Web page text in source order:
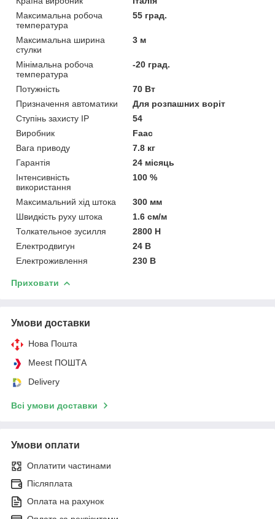
Максимальна робоча
температура
55 град.
Максимальна ширина
стулки
3 м
Мінімальна робоча
температура
-20 град.
Потужність
70 Вт
Призначення автоматики
Для розпашних воріт
Ступінь захисту IP
54
Виробник
Faac
Вага приводу
7.8 кг
Гарантія
24 місяць
Інтенсивність
використання
100 %
Максимальний хід штока
300 мм
Швидкість руху штока
1.6 см/м
Толкательное зусилля
2800 Н
Електродвигун
24 В
Електроживлення
230 В
Приховати
Умови доставки
Нова Пошта
Meest ПОШТА
Delivery
Всі умови доставки
Умови оплати
Оплатити частинами
Післяплата
Оплата на рахунок